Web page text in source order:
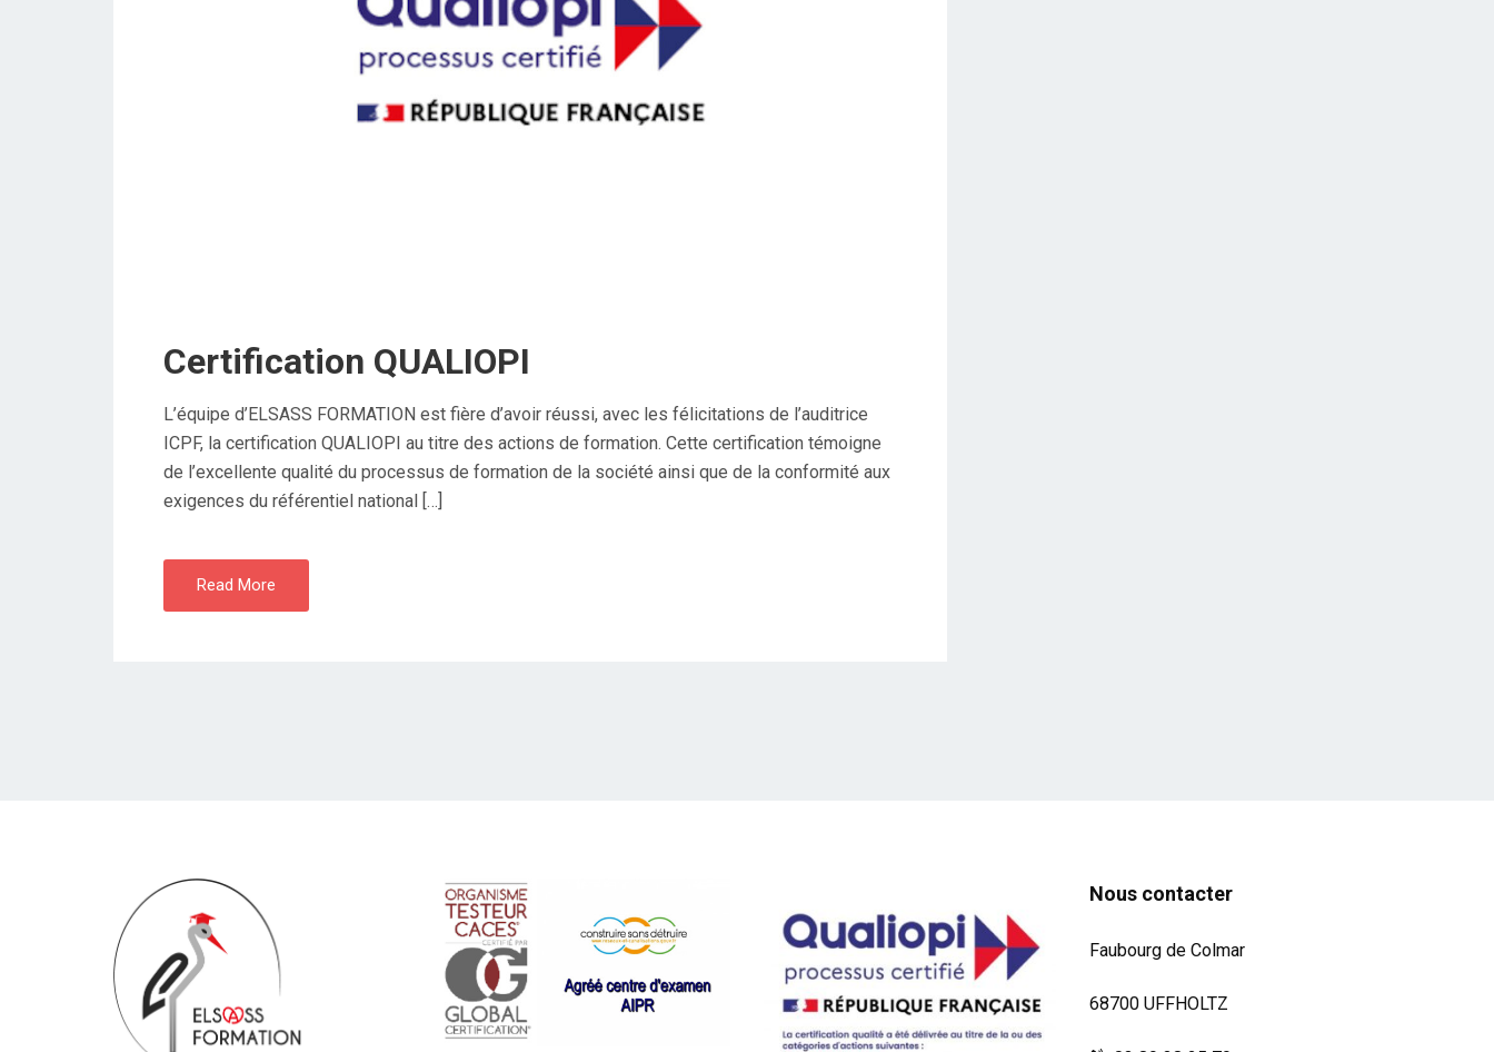
Certification QUALIOPI
L’équipe d’ELSASS FORMATION est fière d’avoir réussi, avec les félicitations de l’auditrice
ICPF, la certification QUALIOPI au titre des actions de formation. Cette certification témoigne
de l’excellente qualité du processus de formation de la société ainsi que de la conformité aux
exigences du référentiel national […]
Read More
Nous contacter
Faubourg de Colmar
68700 UFFHOLTZ